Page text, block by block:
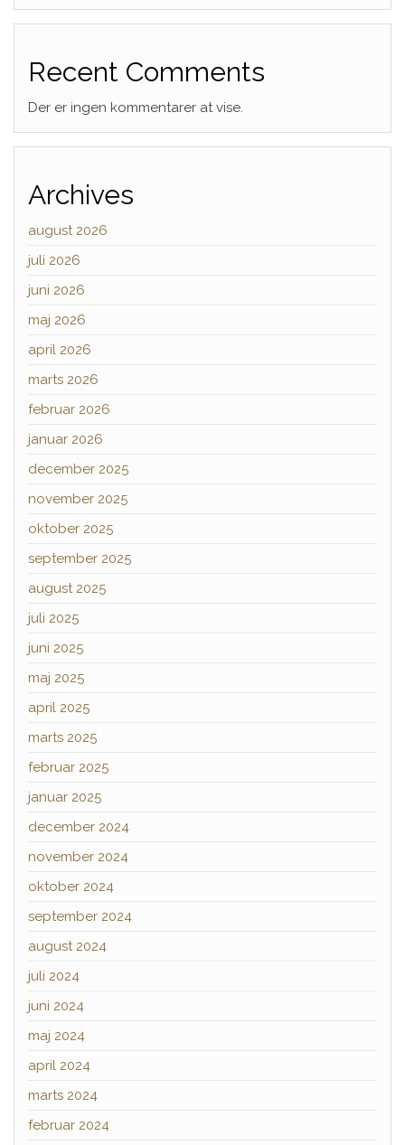
Recent Comments
Der er ingen kommentarer at vise.
Archives
august 2026
juli 2026
juni 2026
maj 2026
april 2026
marts 2026
februar 2026
januar 2026
december 2025
november 2025
oktober 2025
september 2025
august 2025
juli 2025
juni 2025
maj 2025
april 2025
marts 2025
februar 2025
januar 2025
december 2024
november 2024
oktober 2024
september 2024
august 2024
juli 2024
juni 2024
maj 2024
april 2024
marts 2024
februar 2024